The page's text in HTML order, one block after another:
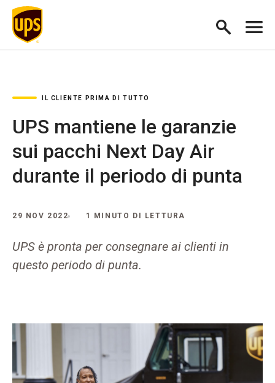
IL CLIENTE PRIMA DI TUTTO
UPS mantiene le garanzie
sui pacchi Next Day Air
durante il periodo di punta
29 NOV 2022 1 MINUTO DI LETTURA
UPS è pronta per consegnare ai clienti in
questo periodo di punta.